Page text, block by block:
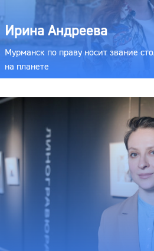
Ирина Андреева
Мурманск по праву носит звание
на планете